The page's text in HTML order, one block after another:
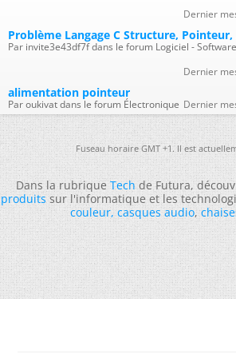
Dernier
Problème Langage C Structure, Pointeur,
Par invite3e43df7f dans le forum Logiciel -
Dernier
alimentation pointeur
Par oukivat dans le forum Électronique Dernier
Fuseau horaire GMT +1. Il est
Dans la rubriqueTechde Futura,
produitssur l'informatique et les
couleur,casques audio,